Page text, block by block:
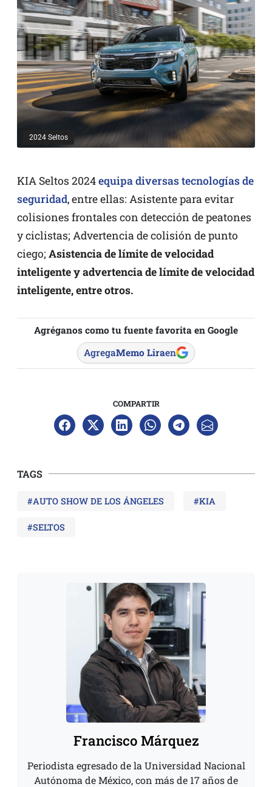
2024 Seltos
KIA Seltos 2024equipa diversas tecnologías de
seguridad, entre ellas: Asistente para evitar
colisiones frontales con detección de peatones
y ciclistas; Advertencia de colisión de punto
ciego; Asistencia de límite de velocidad
inteligente y advertencia de límite de velocidad
inteligente, entre otros.
Agréganos como tu fuente favorita en Google
AgregaMemo Liraen
COMPARTIR
TAGS
#AUTO SHOW DE LOS ÁNGELES #KIA
#SELTOS
Francisco Márquez
Periodista egresado de la Universidad Nacional
Autónoma de México, con más de 17 años de